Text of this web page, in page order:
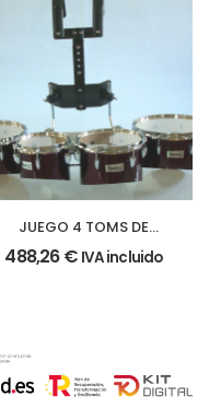
JUEGO 4 TOMS DE
MARCHA
488,26€ IVA incluido